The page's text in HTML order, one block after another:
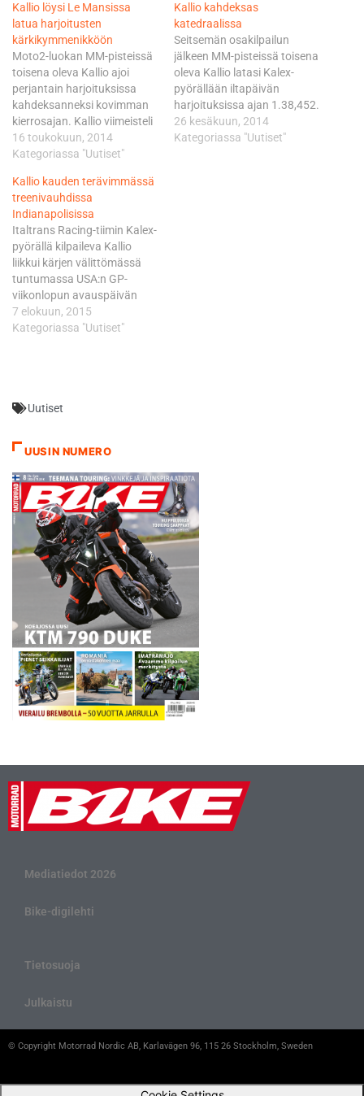
Kallio löysi Le Mansissa
latua harjoitusten
kärkikymmenikköön
Moto2-luokan MM-pisteissä
toisena oleva Kallio ajoi
perjantain harjoituksissa
kahdeksanneksi kovimman
kierrosajan. Kallio viimeisteli
ruuhkaiselta Bugatti-radalta
sopivasti latua löydettyään
lopulla lukemat 1.38,659.
Hän jäi niillä vajaan 4,2
kilometrin mittaisella radalla
sittenkin vain 0,405 sekuntia
pohjista. Kärkeen ja niin
ikään toisen session
viimeisillä minuuteilla
mellasti viime kaudella
Moto3-luokan MM-pronssia
pokannut…
16 toukokuun, 2014
Kategoriassa "Uutiset"
Kallio kahdeksas
katedraalissa
Seitsemän osakilpailun
jälkeen MM-pisteissä toisena
oleva Kallio latasi Kalex-
pyörällään iltapäivän
harjoituksissa ajan 1.38,452.
Kauden kolmatta voittoaan
tavoitteleva Kallio pystyi
26 kesäkuun, 2014
Kategoriassa "Uutiset"
Kallio kauden terävimmässä
treenivauhdissa
Indianapolisissa
Italtrans Racing-tiimin Kalex-
pyörällä kilpaileva Kallio
liikkui kärjen välittömässä
tuntumassa USA:n GP-
viikonlopun avauspäivän
molemmilla
harjoitusjaksoilla. Kallio
sessiossa, jossa Kallio
1.37,520. Perjantain parhaat
kierrosajat viimeisteltiin
jälkimmäisessä
harjoituksessa, jossa
kärkipaikan nappasi
haltuunsa hallitseva mestari
Tito Rabat ajalla 1.36,976.
Kallion eroksi…
7 elokuun, 2015
Kategoriassa "Uutiset"
Uutiset
UUSIN NUMERO
Mediatiedot 2026
Bike-digilehti
Tietosuoja
Julkaistu
© Copyright Motorrad Nordic AB, Karlavägen 96, 115 26 Stockholm, Sweden